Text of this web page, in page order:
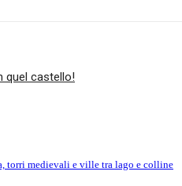
quel castello!
torri medievali e ville tra lago e colline